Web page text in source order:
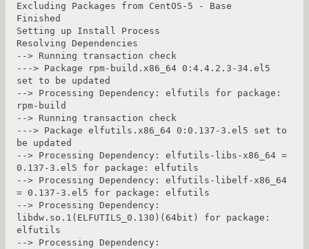
Excluding Packages from CentOS-5 - Base
Finished
Setting up Install Process
Resolving Dependencies
--> Running transaction check
---> Package rpm-build.x86_64 0:4.4.2.3-34.el5
set to be updated
--> Processing Dependency: elfutils for package:
rpm-build
--> Running transaction check
---> Package elfutils.x86_64 0:0.137-3.el5 set to
be updated
--> Processing Dependency: elfutils-libs-x86_64 =
0.137-3.el5 for package: elfutils
--> Processing Dependency: elfutils-libelf-x86_64
= 0.137-3.el5 for package: elfutils
--> Processing Dependency:
libdw.so.1(ELFUTILS_0.130)(64bit) for package:
elfutils
--> Processing Dependency: